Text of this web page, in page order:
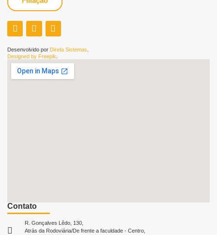
Desenvolvido por Direta Sistemas
Designed by Freepik
Contato
R. Gonçalves Lêdo, 130,
Atrás da Rodoviária/De frente a faculdade - Centro,